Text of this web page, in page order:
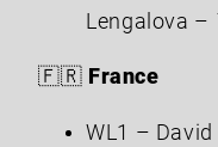
Lengalova –
🇫🇷 France
WL1 –